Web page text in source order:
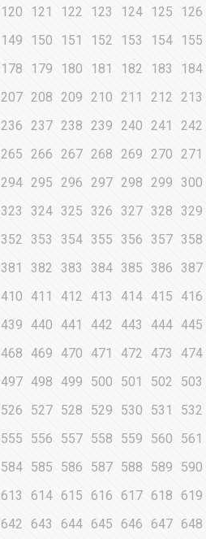
120 121 122 123 124 125 126
149 150 151 152 153 154 155
178 179 180 181 182 183 184
207 208 209 210 211 212 213
236 237 238 239 240 241 242
265 266 267 268 269 270 271
294 295 296 297 298 299 300
323 324 325 326 327 328 329
352 353 354 355 356 357 358
381 382 383 384 385 386 387
410 411 412 413 414 415 416
439 440 441 442 443 444 445
468 469 470 471 472 473 474
497 498 499 500 501 502 503
526 527 528 529 530 531 532
555 556 557 558 559 560 561
584 585 586 587 588 589 590
613 614 615 616 617 618 619
642 643 644 645 646 647 648